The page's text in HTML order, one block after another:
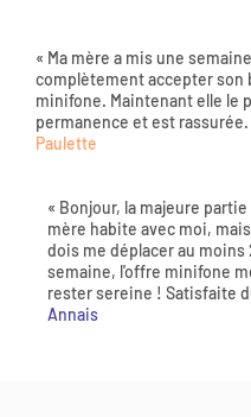
« Ma mère a mis une
complètement accepter son
minifone. Maintenant elle le
permanence et est rassurée.
Paulette
« Bonjour, la majeure
mère habite avec moi,
dois me déplacer au moins
semaine, l'offre minifone
rester sereine ! Satisfaite
Annais